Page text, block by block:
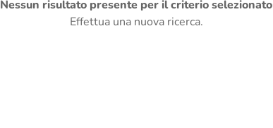
Nessun risultato presente per il criterio selezionato
Effettua una nuova ricerca.